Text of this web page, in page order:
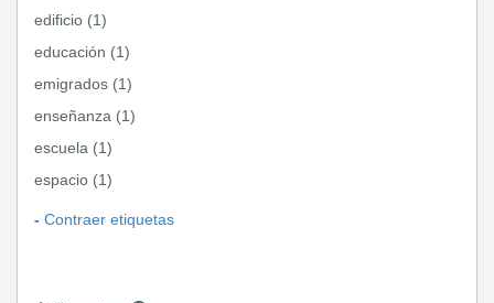
edificio (1)
educación (1)
emigrados (1)
enseñanza (1)
escuela (1)
espacio (1)
Contraer etiquetas